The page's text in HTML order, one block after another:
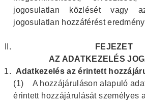
jogosulatlan közlését vagy
jogosulatlan hozzáférést
FEJEZET
AZ ADATKEZELÉS
Adatkezelés az érintett
(1)
A hozzájáruláson alapuló
érintett hozzájárulását személyes